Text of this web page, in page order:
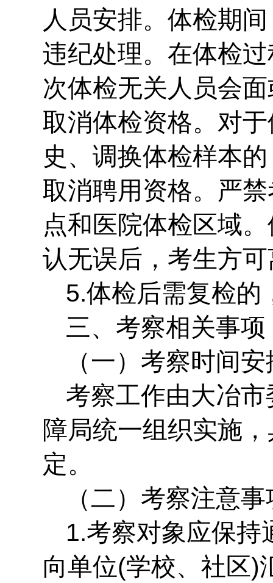
人员安排。体检期
违纪处理。在体检
次体检无关人员会
取消体检资格。对
史、调换体检样本
取消聘用资格。严
点和医院体检区域
认无误后，考生方
5.体检后需复检的
三、考察相关事项
（一）考察时间安
考察工作由大冶
障局统一组织实施
定。
（二）考察注意事
1.考察对象应保持
向单位(学校、社区)